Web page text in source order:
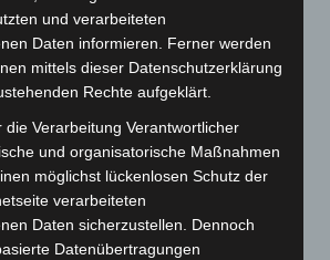
– Polizei sucht Zeugen
Polizei stoppt 166
bei
Klassik Open Air 2026:
Oper im Maschpark
und verarbeiteten
Daten informieren. Ferner werden
mittels dieser Datenschutzerklärung
Rechte aufgeklärt.
die Verarbeitung Verantwortlicher
und organisatorische Maßnahmen
möglichst lückenlosen Schutz der
verarbeiteten
Daten sicherzustellen. Dennoch
Datenübertragungen